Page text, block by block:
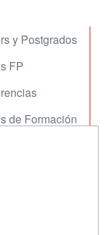
y Postgrados
FP
de Formación